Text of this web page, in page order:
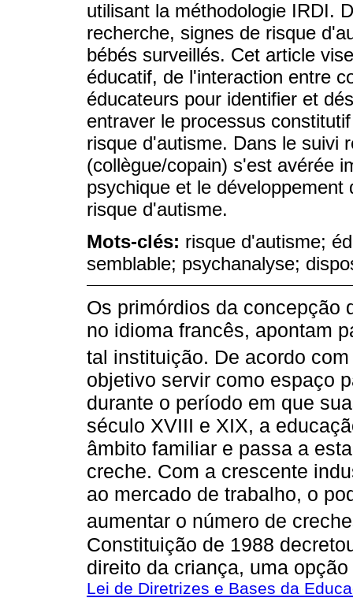
utilisant la méthodologie IRDI.
recherche, signes de risque
bébés surveillés. Cet article
éducatif, de l'interaction entre
éducateurs pour identifier et
entraver le processus
risque d'autisme. Dans le suivi
(collègue/copain) s'est avérée
psychique et le
risque d'autisme.
Mots-clés: risque d'autisme;
semblable; psychanalyse;
Os primórdios da concepção
no idioma francês, apontam
tal instituição. De acordo
objetivo servir como espaço
durante o período em que
século XVIII e XIX, a
âmbito familiar e passa a
creche. Com a crescente
ao mercado de trabalho, o
aumentar o número de
Constituição de 1988
direito da criança, uma
Lei de Diretrizes e Bases da